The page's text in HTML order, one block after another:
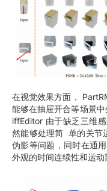
在视觉效果方面，
能够在抽屉开合等场景
iffEditor 由于缺乏三维
然能够处理简 单的关节
伪影等问题，同时在通
外观的时间连续性和运动